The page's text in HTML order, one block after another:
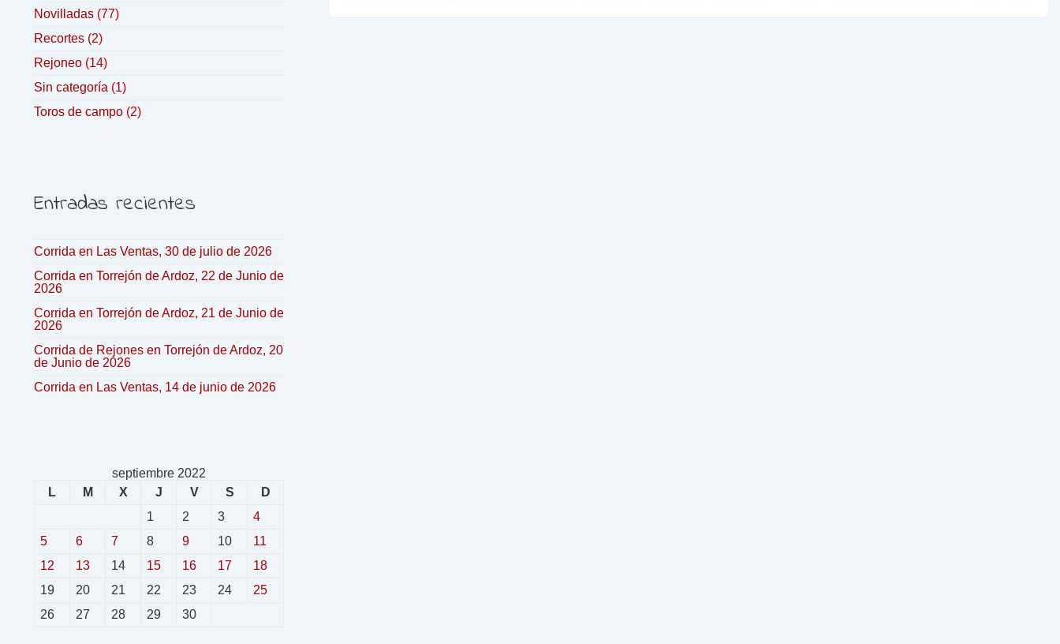
Novilladas (77)
Recortes (2)
Rejoneo (14)
Sin categoría (1)
Toros de campo (2)
Entradas recientes
Corrida en Las Ventas, 30 de julio de 2026
Corrida en Torrejón de Ardoz, 22 de Junio de
2026
Corrida en Torrejón de Ardoz, 21 de Junio de
2026
Corrida de Rejones en Torrejón de Ardoz, 20
de Junio de 2026
Corrida en Las Ventas, 14 de junio de 2026
septiembre 2022
L
M X J V S
D
1
2 3
4
5
6 7 8 9 10
11
12
13 14 15 16 17
18
19
20 21 22 23 24
25
26
27 28 29 30